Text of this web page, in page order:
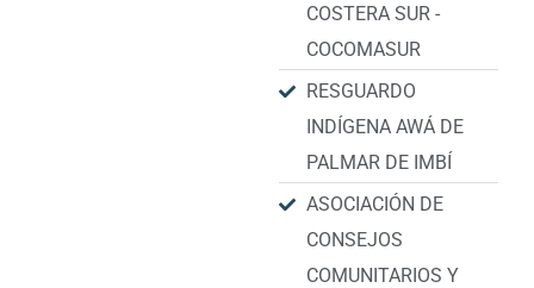
COSTERA SUR -
COCOMASUR
RESGUARDO
INDÍGENA AWÁ DE
PALMAR DE IMBÍ
ASOCIACIÓN DE
CONSEJOS
COMUNITARIOS Y